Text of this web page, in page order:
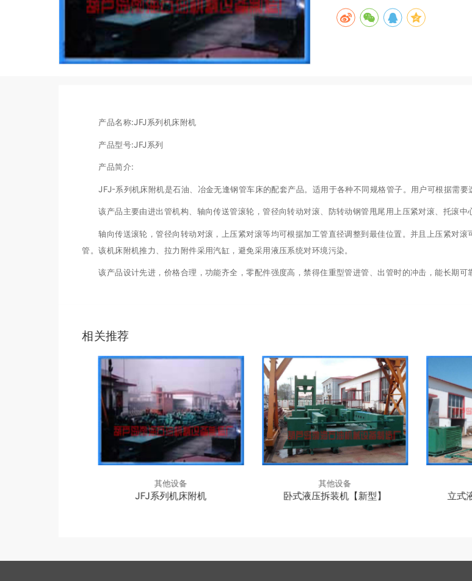
产品名称:JFJ系列机床附机
产品型号:JFJ系列
产品简介:
JFJ-系列机床附机是石油、冶金无逢钢管车床的配套产品。适用于各种不同规格管子。用户可根据需要
该产品主要由进出管机构、轴向传送管滚轮，管径向转动对滚、防转动钢管甩尾用上压紧对滚、托滚中
轴向传送滚轮，管径向转动对滚，上压紧对滚等均可根据加工管直径调整到最佳位置。并且上压紧对滚
管。该机床附机推力、拉力附件采用汽缸，避免采用液压系统对环境污染。
该产品设计先进，价格合理，功能齐全，零配件强度高，禁得住重型管进管、出管时的冲击，能长期可
相关推荐
其他设备
JFJ系列机床附机
其他设备
卧式液压拆装机【新型】 立式